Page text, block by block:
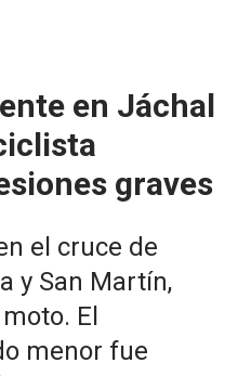
en Jáchal
graves
el cruce de
y San Martín,
El
menor fue